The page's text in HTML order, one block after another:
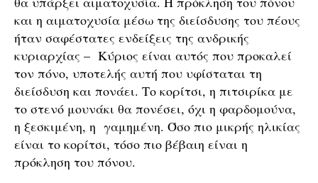
και η αιματοχυσία μέσω της διείσδυσης του πέους
ήταν σαφέστατες ενδείξεις της ανδρικής
κυριαρχίας – Κύριος είναι αυτός που προκαλεί
τον πόνο, υποτελής αυτή που υφίσταται τη
διείσδυση και πονάει. Το κορίτσι, η πιτσιρίκα με
το στενό μουνάκι θα πονέσει, όχι η φαρδομούνα,
η ξεσκιμένη, η γαμημένη. Όσο πιο μικρής ηλικίας
είναι το κορίτσι, τόσο πιο βέβαιη είναι η
πρόκληση του πόνου.